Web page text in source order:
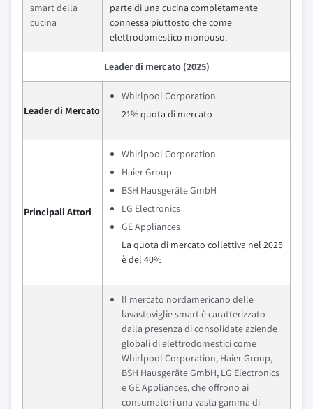
smart della
cucina
parte di una cucina completamente
connessa piuttosto che come
elettrodomestico monouso.
Leader di mercato (2025)
Leader di Mercato
Whirlpool Corporation
21% quota di mercato
Principali Attori
Whirlpool Corporation
Haier Group
BSH Hausgeräte GmbH
LG Electronics
GE Appliances
La quota di mercato collettiva nel 2025
è del 40%
Il mercato nordamericano delle
lavastoviglie smart è caratterizzato
dalla presenza di consolidate aziende
globali di elettrodomestici come
Whirlpool Corporation, Haier Group,
BSH Hausgeräte GmbH, LG Electronics
e GE Appliances, che offrono ai
consumatori una vasta gamma di